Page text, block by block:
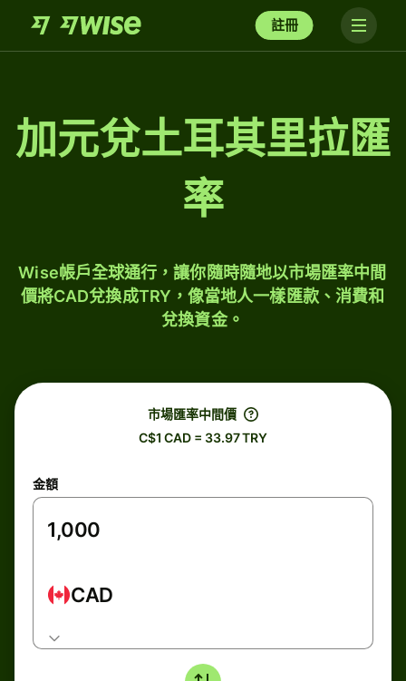
註冊
加元兌土耳其里拉匯
率
Wise帳戶全球通行，讓你隨時隨地以市場匯率中間
價將CAD兌換成TRY，像當地人一樣匯款、消費和
兌換資金。
市場匯率中間價
C$1 CAD = 33.97 TRY
金額
CAD